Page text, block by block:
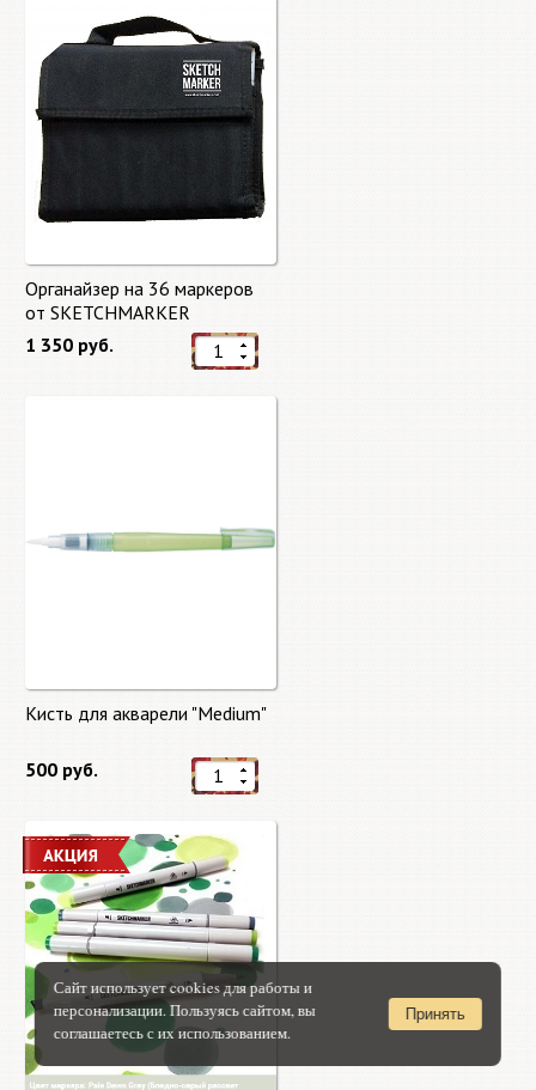
Органайзер на 36 маркеров
от SKETCHMARKER
1 350 руб.
Кисть для акварели "Medium"
500 руб.
Сайт использует cookies для работы и
персонализации. Пользуясь сайтом, вы
соглашаетесь с их использованием.
Принять